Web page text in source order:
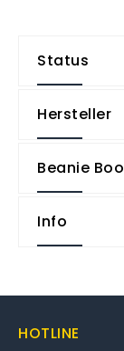
Status
Hersteller
Beanie
Info
HOTLINE